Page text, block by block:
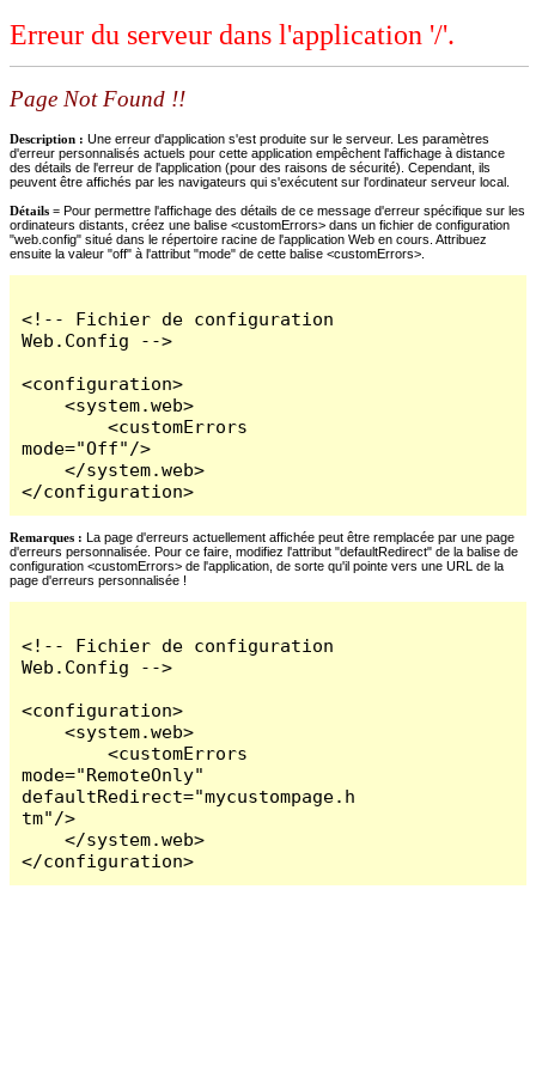
Erreur du serveur dans l'application '/'.
Page Not Found !!
Description : Une erreur d'application s'est produite sur le serveur. Les paramètres
d'erreur personnalisés actuels pour cette application empêchent l'affichage à distance
des détails de l'erreur de l'application (pour des raisons de sécurité). Cependant, ils
peuvent être affichés par les navigateurs qui s'exécutent sur l'ordinateur serveur local.
Détails = Pour permettre l'affichage des détails de ce message d'erreur spécifique sur les
ordinateurs distants, créez une balise <customErrors> dans un fichier de configuration
"web.config" situé dans le répertoire racine de l'application Web en cours. Attribuez
ensuite la valeur "off" à l'attribut "mode" de cette balise <customErrors>.
<!-- Fichier de configuration
Web.Config -->
<configuration>
    <system.web>
        <customErrors
mode="Off"/>
    </system.web>
</configuration>
Remarques : La page d'erreurs actuellement affichée peut être remplacée par une page
d'erreurs personnalisée. Pour ce faire, modifiez l'attribut "defaultRedirect" de la balise de
configuration <customErrors> de l'application, de sorte qu'il pointe vers une URL de la
page d'erreurs personnalisée !
<!-- Fichier de configuration
Web.Config -->
<configuration>
    <system.web>
        <customErrors
mode="RemoteOnly"
defaultRedirect="mycustompage.h
tm"/>
    </system.web>
</configuration>